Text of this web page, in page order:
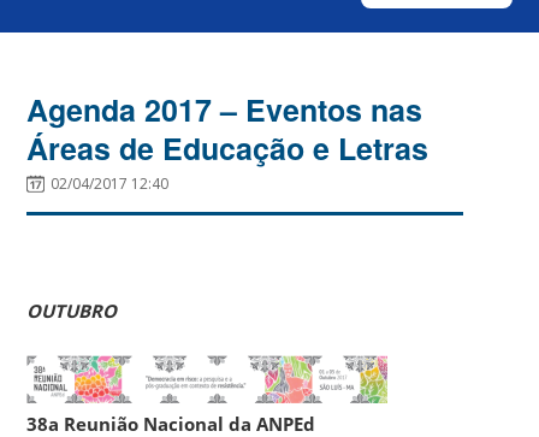
Agenda 2017 – Eventos nas
Áreas de Educação e Letras
02/04/2017 12:40
OUTUBRO
38a Reunião Nacional da ANPEd